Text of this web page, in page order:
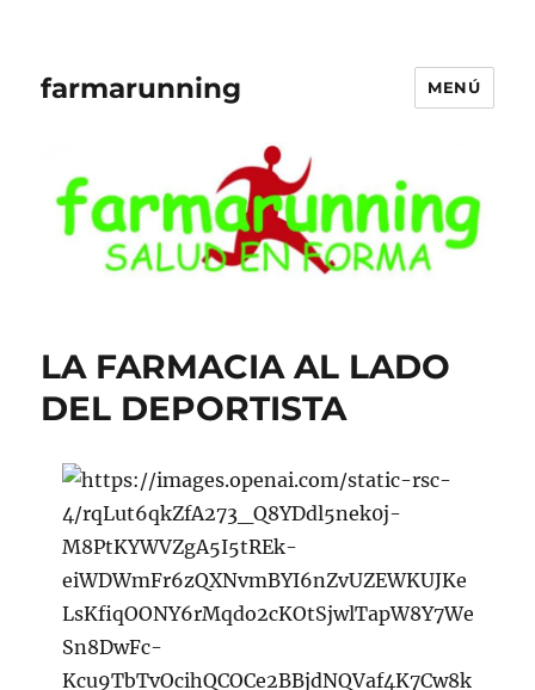
farmarunning MENÚ
LA FARMACIA AL LADO
DEL DEPORTISTA